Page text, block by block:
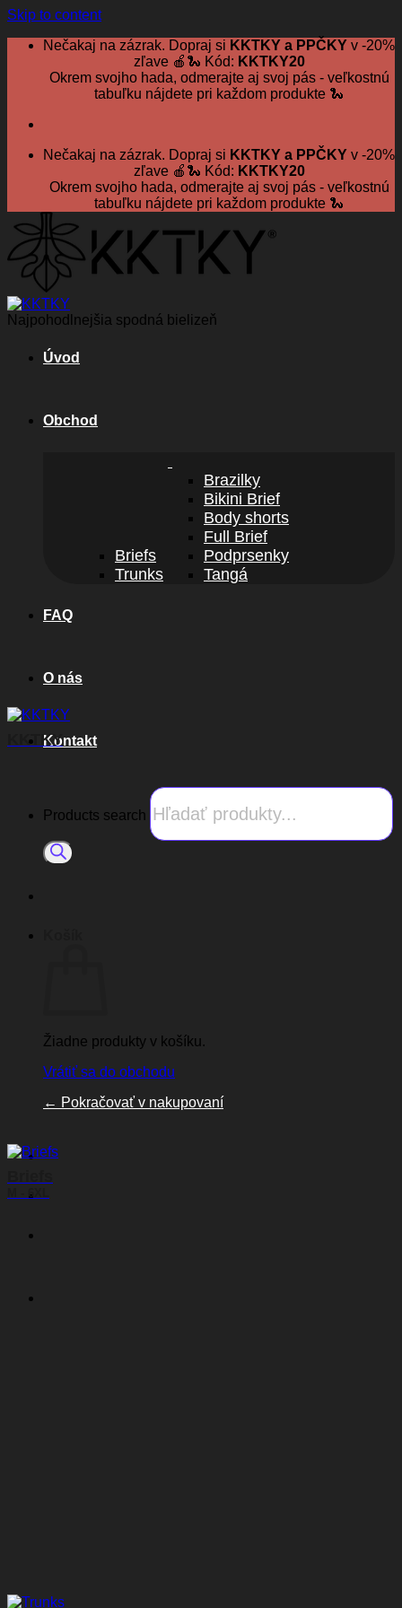
Skip to content
Nečakaj na zázrak. Dopraj si KKTKY a PPČKY v -20%
zľave 🍎🐍 Kód: KKTKY20
Okrem svojho hada, odmerajte aj svoj pás - veľkostnú
tabuľku nájdete pri každom produkte 🐍
Nečakaj na zázrak. Dopraj si KKTKY a PPČKY v -20%
zľave 🍎🐍 Kód: KKTKY20
Okrem svojho hada, odmerajte aj svoj pás - veľkostnú
tabuľku nájdete pri každom produkte 🐍
Najpohodlnejšia spodná bielizeň
Úvod
Obchod
Briefs
Trunks
Brazilky
Bikini Brief
Body shorts
Full Brief
Podprsenky
Tangá
FAQ
O nás
Kontakt
Products search
Žiadne produkty v košíku.
Vrátiť sa do obchodu
← Pokračovať v nakupovaní
KKTKY